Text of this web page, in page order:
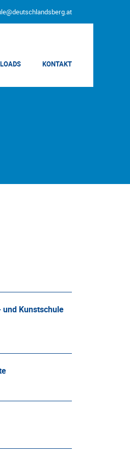
KONTAKT
Kunstschule